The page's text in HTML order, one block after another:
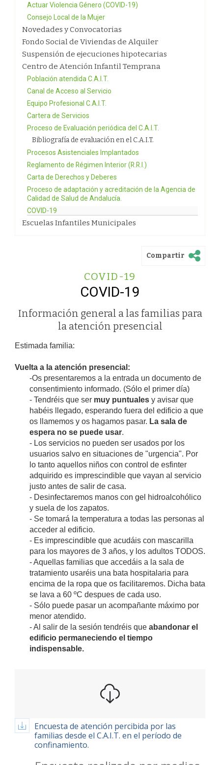
Actuar Violencia Género (COVID-19)
Consejo Local de la Mujer
Novedades y Convocatorias
Fondo Social de Viviendas de Alquiler
Suspensión de ejecuciones hipotecarias
Centro de Atención Infantil Temprana
Población atendida C.A.I.T.
Canal de Acceso al Servicio
Equipo Profesional C.A.I.T.
Cartera de Servicios
Proceso de Evaluación periódica del C.A.I.T.
Bibliografía de evaluación en el C.A.I.T.
Procesos Asistenciales Implantados
Reglamento de Régimen Interior (R.R.I.)
Carta de Derechos y Deberes
Proceso de adaptación y acreditación de la Agencia de
Calidad de Salud de Andalucía.
COVID-19
Escuelas Infantiles Municipales
Compartir
COVID-19
COVID-19
Información general a las familias para
la atención presencial
Estimada familia:
Vuelta a la atención presencial:
-Os presentaremos a la entrada un documento de
consentimiento informado. (Sólo el primer día)
- Tendréis que ser muy puntuales y avisar que
habéis llegado, esperando fuera del edificio a que
os llamemos y os hagamos pasar. La sala de
espera no se puede usar.
- Los servicios no pueden ser usados por los
usuarios salvo en situaciones de "urgencia". Por
lo tanto aquellos niños con control de esfinter
adquirido es imprescindible que vayan al servicio
justo antes de salir de casa.
- Desinfectaremos manos con gel hidroalcohólico
y suela de los zapatos.
- Se tomará la temperatura a todas las personas al
acceder al edificio.
- Es imprescindible que acudáis con mascarilla
para los mayores de 3 años, y los adultos TODOS.
- Aquellas familias que accedáis a la sala de
tratamiento usaréis una bata hospitalaria para
encima de la ropa que os facilitaremos. Dicha bata
se lava a 60 ºC despues de cada uso.
- Sólo puede pasar un acompañante máximo por
menor atendido.
- Al salir de la sesión tendréis que abandonar el
edificio permaneciendo el tiempo
indispensable.
Encuesta de atención percibida por las
familias desde el C.A.I.T. en el período de
confinamiento.